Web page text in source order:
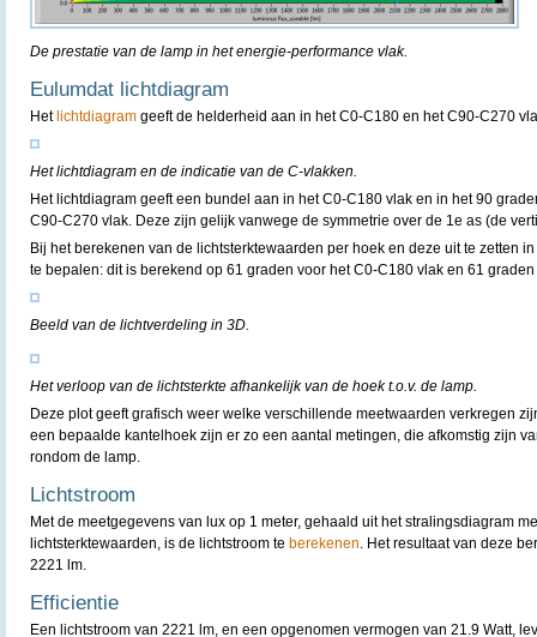
De prestatie van de lamp in het energie-performance vlak.
Eulumdat lichtdiagram
Het lichtdiagram geeft de helderheid aan in het C0-C180 en het C90-C270
Het lichtdiagram en de indicatie van de C-vlakken.
Het lichtdiagram geeft een bundel aan in het C0-C180 vlak en in het 90
C90-C270 vlak. Deze zijn gelijk vanwege de symmetrie over de 1e as (de
Bij het berekenen van de lichtsterktewaarden per hoek en deze uit te zetten
te bepalen: dit is berekend op 61 graden voor het C0-C180 vlak en 61
Beeld van de lichtverdeling in 3D.
Het verloop van de lichtsterkte afhankelijk van de hoek t.o.v. de lamp.
Deze plot geeft grafisch weer welke verschillende meetwaarden verkregen
een bepaalde kantelhoek zijn er zo een aantal metingen, die afkomstig zijn
rondom de lamp.
Lichtstroom
Met de meetgegevens van lux op 1 meter, gehaald uit het stralingsdiagram
lichtsterktewaarden, is de lichtstroom te berekenen. Het resultaat van deze
2221 lm.
Efficientie
Een lichtstroom van 2221 lm, en een opgenomen vermogen van 21.9 Watt,